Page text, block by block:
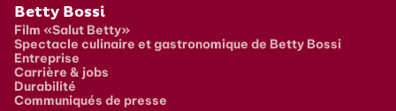
Pied de page
Betty Bossi
Film «Salut Betty»
Spectacle culinaire et gastronomique de Betty Bossi
Entreprise
Carrière & jobs
Durabilité
Communiqués de presse